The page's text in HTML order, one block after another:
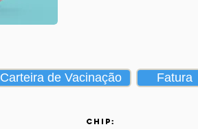
Carteira de Vacinação Fatura
Chip: